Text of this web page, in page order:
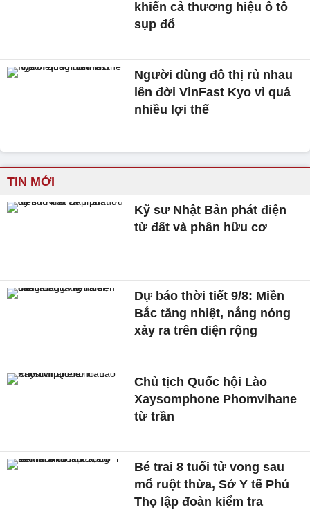
khiến cả thương hiệu ô tô
sụp đổ
Người dùng đô thị rủ nhau
lên đời VinFast Kyo vì quá
nhiều lợi thế
TIN MỚI
Kỹ sư Nhật Bản phát điện
từ đất và phân hữu cơ
Dự báo thời tiết 9/8: Miền
Bắc tăng nhiệt, nắng nóng
xảy ra trên diện rộng
Chủ tịch Quốc hội Lào
Xaysomphone Phomvihane
từ trần
Bé trai 8 tuổi tử vong sau
mổ ruột thừa, Sở Y tế Phú
Thọ lập đoàn kiểm tra